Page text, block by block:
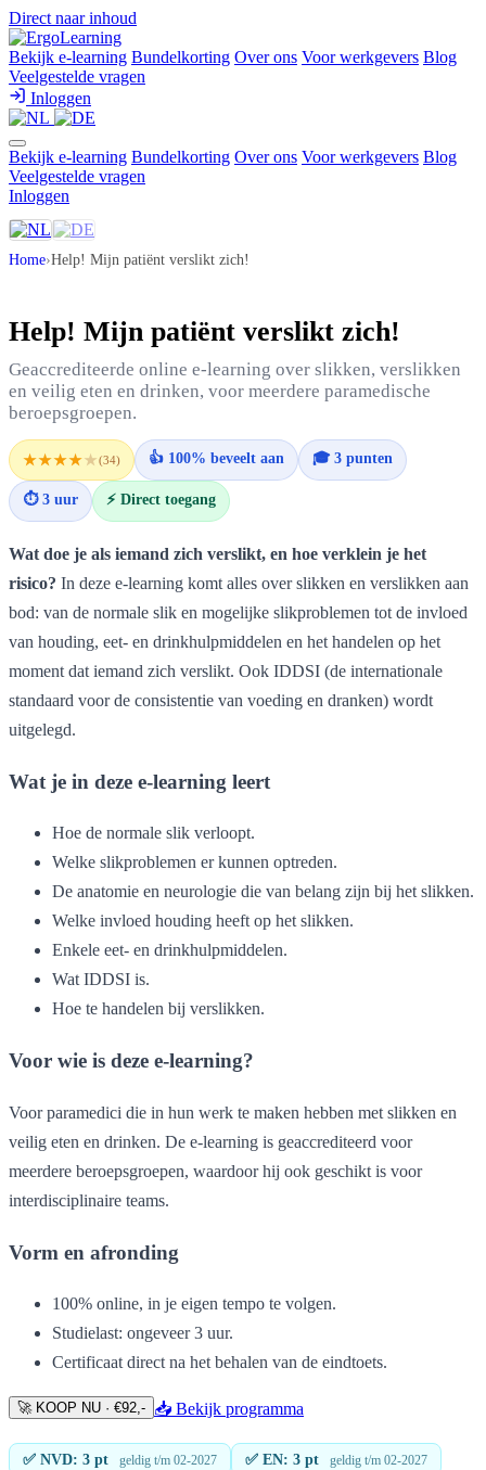
Direct naar inhoud
Bekijk e-learning Bundelkorting Over ons Voor werkgevers Blog
Veelgestelde vragen
Inloggen
Bekijk e-learning Bundelkorting Over ons Voor werkgevers Blog
Veelgestelde vragen
Inloggen
Home›Help! Mijn patiënt verslikt zich!
Help! Mijn patiënt verslikt zich!
Geaccrediteerde online e-learning over slikken, verslikken
en veilig eten en drinken, voor meerdere paramedische
beroepsgroepen.
★★★★★(34) 👍 100% beveelt aan 🎓 3 punten
⏱ 3 uur ⚡ Direct toegang
Wat doe je als iemand zich verslikt, en hoe verklein je het
risico? In deze e-learning komt alles over slikken en verslikken aan
bod: van de normale slik en mogelijke slikproblemen tot de invloed
van houding, eet- en drinkhulpmiddelen en het handelen op het
moment dat iemand zich verslikt. Ook IDDSI (de internationale
standaard voor de consistentie van voeding en dranken) wordt
uitgelegd.
Wat je in deze e-learning leert
Hoe de normale slik verloopt.
Welke slikproblemen er kunnen optreden.
De anatomie en neurologie die van belang zijn bij het slikken.
Welke invloed houding heeft op het slikken.
Enkele eet- en drinkhulpmiddelen.
Wat IDDSI is.
Hoe te handelen bij verslikken.
Voor wie is deze e-learning?
Voor paramedici die in hun werk te maken hebben met slikken en
veilig eten en drinken. De e-learning is geaccrediteerd voor
meerdere beroepsgroepen, waardoor hij ook geschikt is voor
interdisciplinaire teams.
Vorm en afronding
100% online, in je eigen tempo te volgen.
Studielast: ongeveer 3 uur.
Certificaat direct na het behalen van de eindtoets.
🚀 KOOP NU · €92,- 📥 Bekijk programma
✅ NVD: 3 pt geldig t/m 02-2027 ✅ EN: 3 pt geldig t/m 02-2027